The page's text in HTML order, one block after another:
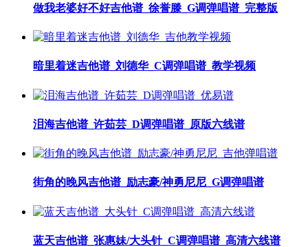
做我老婆好不好吉他谱_徐誉滕_G调弹唱谱_完整版
暗里着迷吉他谱_刘德华_C调弹唱谱_教学视频
泪海吉他谱_许茹芸_D调弹唱谱_原版六线谱
街角的晚风吉他谱_励志豪/神勇尼尼_G调弹唱谱
蓝天吉他谱_张惠妹/大头针_C调弹唱谱_高清六线谱